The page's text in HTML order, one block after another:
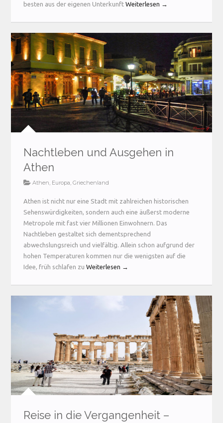
besten aus der eigenen UnterkunftWeiterlesen →
Nachtleben und Ausgehen in
Athen
Athen, Europa,Griechenland
Athen ist nicht nur eine Stadt mit zahlreichen historischen
Sehenswürdigkeiten, sondern auch eine äußerst moderne
Metropole mit fast vier Millionen Einwohnern. Das
Nachtleben gestaltet sich dementsprechend
abwechslungsreich und vielfältig. Allein schon aufgrund der
hohen Temperaturen kommen nur die wenigsten auf die
Idee, früh schlafen zuWeiterlesen →
Reise in die Vergangenheit –